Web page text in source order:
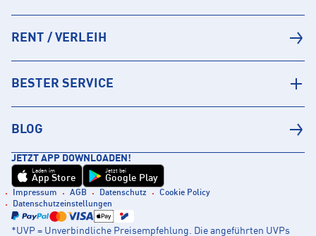
RENT / VERLEIH
BESTER SERVICE
BLOG
JETZT APP DOWNLOADEN!
Laden im
App Store
Jetzt bei
Google Play
Impressum AGB Datenschutz
Cookie Policy
Datenschutzeinstellungen
*UVP = Unverbindliche Preisempfehlung. Die angeführten UVPs